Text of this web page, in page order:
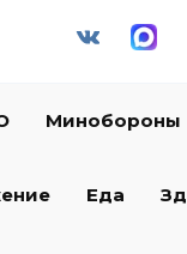
Минобороны
Еда